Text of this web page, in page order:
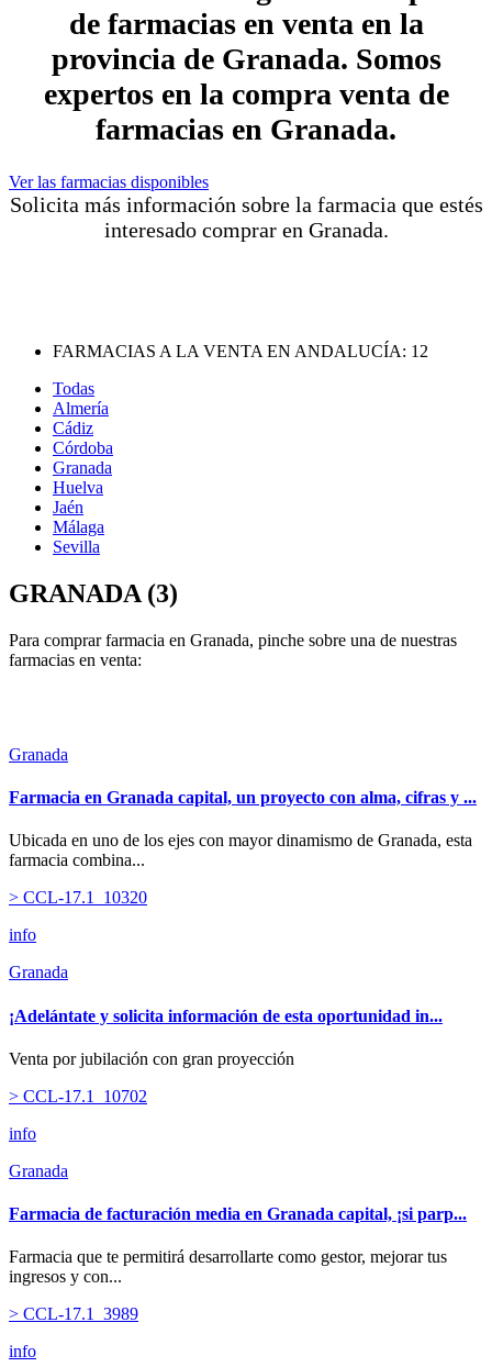
de farmacias en venta en la
provincia de Granada. Somos
expertos en la compra venta de
farmacias en Granada.
Ver las farmacias disponibles
Solicita más información sobre la farmacia que estés
interesado comprar en Granada.
FARMACIAS A LA VENTA EN ANDALUCÍA: 12
Todas
Almería
Cádiz
Córdoba
Granada
Huelva
Jaén
Málaga
Sevilla
GRANADA (3)
Para comprar farmacia en Granada, pinche sobre una de nuestras
farmacias en venta:
Granada
Farmacia en Granada capital, un proyecto con alma, cifras y ...
Ubicada en uno de los ejes con mayor dinamismo de Granada, esta
farmacia combina...
> CCL-17.1_10320
info
Granada
¡Adelántate y solicita información de esta oportunidad in...
Venta por jubilación con gran proyección
> CCL-17.1_10702
info
Granada
Farmacia de facturación media en Granada capital, ¡si parp...
Farmacia que te permitirá desarrollarte como gestor, mejorar tus
ingresos y con...
> CCL-17.1_3989
info